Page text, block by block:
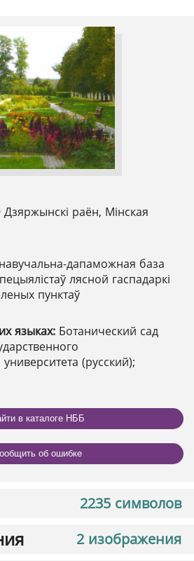
Дзяржынскі раён, Мінская
навучальна-дапаможная база
лясной гаспадаркі
пунктаў
языках: Ботанический сад
(русский);
в каталоге НББ
об ошибке
2235 символов
2 изображения